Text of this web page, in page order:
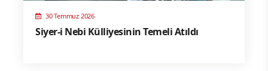
30 Temmuz 2026
Siyer-i Nebi Külliyesinin Temeli Atıldı